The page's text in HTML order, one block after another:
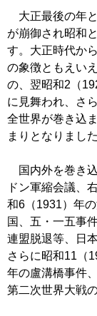
大正最後の年
が崩御され昭和
す。大正時代か
の象徴ともえい
の、翌昭和2（
に見舞われ、さ
全世界が巻き込
まりとなりました
国内外を巻き
ドン軍縮会議、
和6（1931）年
国、五・一五事
連盟脱退等、日
さらに昭和11（
年の盧溝橋事件
第二次世界大戦